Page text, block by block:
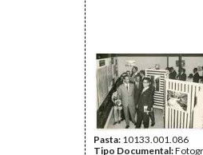
Pasta: 10133.001.086
Tipo Documental: